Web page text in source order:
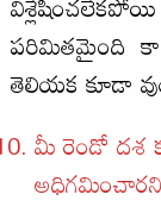
పరిమితమైంది
తెలియక కూడా
మీ రెండో దశ